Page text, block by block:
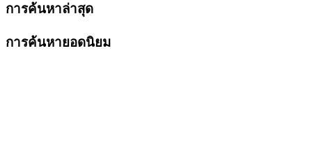
การค้นหาล่าสุด
การค้นหายอดนิยม